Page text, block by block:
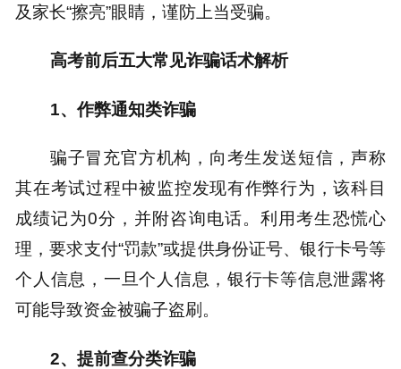
及家长“擦亮”眼睛，谨防上当受骗。
高考前后五大常见诈骗话术解析
1、作弊通知类诈骗
骗子冒充官方机构，向考生发送短信，声称
其在考试过程中被监控发现有作弊行为，该科目
成绩记为0分，并附咨询电话。利用考生恐慌心
理，要求支付“罚款”或提供身份证号、银行卡号等
个人信息，一旦个人信息，银行卡等信息泄露将
可能导致资金被骗子盗刷。
2、 提前查分类诈骗